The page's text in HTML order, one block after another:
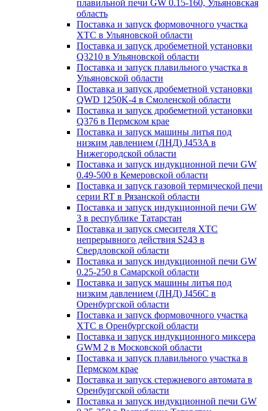
плавильной печи GW 0.15-160, Ульяновская
область
Поставка и запуск формовочного участка
ХТС в Ульяновской области
Поставка и запуск дробеметной установки
Q3210 в Ульяновской области
Поставка и запуск плавильного участка в
Ульяновской области
Поставка и запуск дробеметной установки
QWD 1250K-4 в Смоленской области
Поставка и запуск дробеметной установки
Q376 в Пермском крае
Поставка и запуск машины литья под
низким давлением (ЛНД) J453A в
Нижегородской области
Поставка и запуск индукционной печи GW
0.49-500 в Кемеровской области
Поставка и запуск газовой термической печи
серии RT в Рязанской области
Поставка и запуск индукционной печи GW
3 в республике Татарстан
Поставка и запуск смесителя ХТС
непрерывного действия S243 в
Свердловской области
Поставка и запуск индукционной печи GW
0.25-250 в Самарской области
Поставка и запуск машины литья под
низким давлением (ЛНД) J456C в
Оренбургской области
Поставка и запуск формовочного участка
ХТС в Оренбургской области
Поставка и запуск индукционного миксера
GWM 2 в Московской области
Поставка и запуск плавильного участка в
Пермском крае
Поставка и запуск стержневого автомата в
Оренбургской области
Поставка и запуск индукционной печи GW